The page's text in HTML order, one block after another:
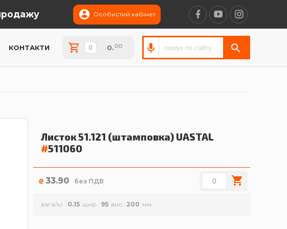
Особистий кабінет
КОНТАКТИ 0.00
Листок 51.121 (штамповка) UASTAL
#511060
₴ 33.90 без ПДВ
вага/кг. 0.15 шир. 95 вис. 200